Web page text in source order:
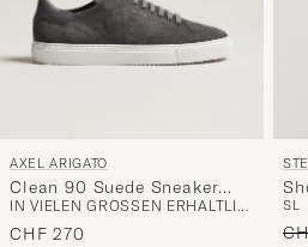
AXEL ARIGATO
Clean 90 Suede Sneaker
Dark Grey
IN VIELEN GRÖSSEN ERHÄLTLICH
CHF 270
SL